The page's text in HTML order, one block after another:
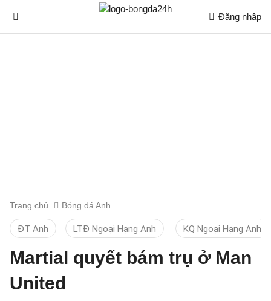
Đăng nhập
Trang chủ Bóng đá Anh
ĐT Anh LTĐ Ngoại Hạng Anh KQ Ngoại Hạng Anh
Martial quyết bám trụ ở Man
United